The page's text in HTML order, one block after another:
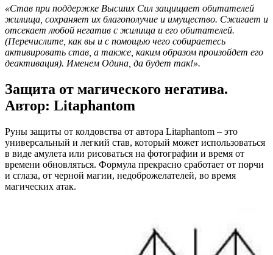
«Став при поддержке Высших Сил защищает обитателей
жилища, сохраняет их благополучие и имущество. Сжигает и
отсекает любой негатив с жилища и его обитателей.
(Перечислите, как вы и с помощью чего собираетесь
активировать став, а также, каким образом произойдет его
деактивация). Именем Одина, да будет так!».
Защита от магического негатива.
Автор: Litaphantom
Руны защиты от колдовства от автора Litaphantom – это
универсальный и легкий став, который может использоваться
в виде амулета или рисоваться на фотографии и время от
времени обновляться. Формула прекрасно сработает от порчи
и сглаза, от черной магии, недоброжелателей, во время
магических атак.